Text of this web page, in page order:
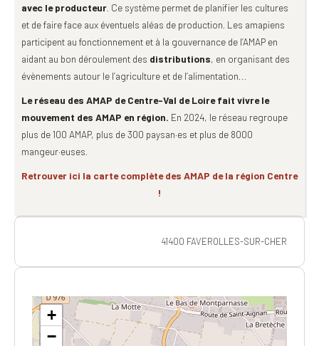
avec le producteur . Ce système permet de planifier les cultures
et de faire face aux éventuels aléas de production. Les amapiens
participent au fonctionnement et à la gouvernance de l’AMAP en
aidant au bon déroulement des distributions, en organisant des
évènements autour le l’agriculture et de l’alimentation…
Le réseau des AMAP de Centre-Val de Loire fait vivre le
mouvement des AMAP en région. En 2024, le réseau regroupe
plus de 100 AMAP, plus de 300 paysan·es et plus de 8000
mangeur·euses.
Retrouver ici la carte complète des AMAP de la région Centre
!
41400 FAVEROLLES-SUR-CHER
+
−